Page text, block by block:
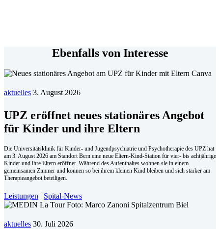
Ebenfalls von Interesse
aktuelles 3. August 2026
UPZ eröffnet neues stationäres Angebot
für Kinder und ihre Eltern
Die Universitätsklinik für Kinder- und Jugendpsychiatrie und Psychotherapie des UPZ hat
am 3. August 2026 am Standort Bern eine neue Eltern-Kind-Station für vier- bis achtjährige
Kinder und ihre Eltern eröffnet. Während des Aufenthaltes wohnen sie in einem
gemeinsamen Zimmer und können so bei ihrem kleinen Kind bleiben und sich stärker am
Therapieangebot beteiligen.
Leistungen | Spital-News
aktuelles 30. Juli 2026